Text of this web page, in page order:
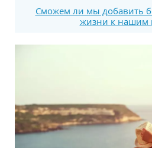
Сможем ли мы добавить
жизни к нашим